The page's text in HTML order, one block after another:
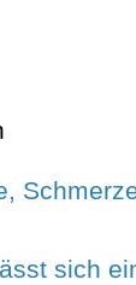
sich